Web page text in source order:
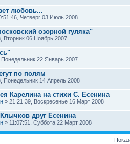
любовь...
Четверг 03 Июль 2008
озорной гуляка"
Вторник 06 Ноябрь 2007
22 Январь 2007
по полям
Понедельник 14 Апрель 2008
Карелина на стихи С. Есенина
» 21:21:39, Воскресенье 16 Март 2008
друг Есенина
» 11:07:51, Суббота 22 Март 2008